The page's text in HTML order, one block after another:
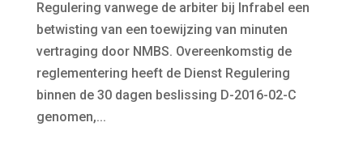
Regulering vanwege de arbiter bij Infrabel een
betwisting van een toewijzing van minuten
vertraging door NMBS. Overeenkomstig de
reglementering heeft de Dienst Regulering
binnen de 30 dagen beslissing D-2016-02-C
genomen,...